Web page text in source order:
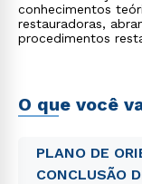
conhecimentos
restauradoras,
procedimentos
O que você
PLANO DE
CONCLUSÃO